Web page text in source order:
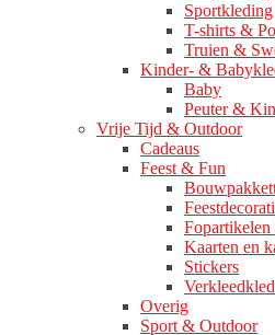
Sportkleding
T-shirts &
Truien &
Kinder- &
Baby
Peuter &
Vrije Tijd & Outdoor
Cadeaus
Feest & Fun
Fopartikelen
Kaarten en
Stickers
Overig
Sport & Outdoor